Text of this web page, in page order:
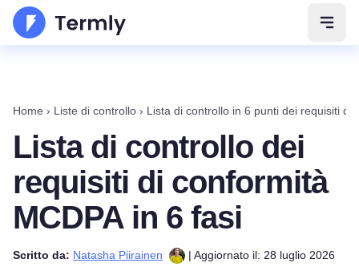
Apri
Home › Liste di controllo › Lista di controllo in 6 punti dei requisiti di
Lista di controllo dei
requisiti di conformità
MCDPA in 6 fasi
Scritto da: Natasha Piirainen
| Aggiornato il: 28 luglio 2026